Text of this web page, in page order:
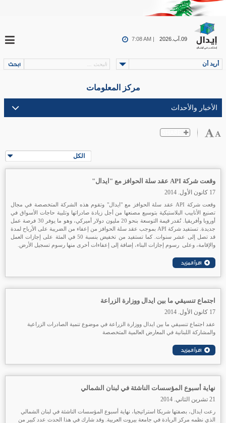
09.آب.2026 7:08 AM |
أريد أن
مركز المعلومات
الكل
وقعت شركة API عقد سلة الحوافز مع "ايدال"
17 كانون الأول. 2014
وقعت شركة API عقد سلة الحوافز مع "ايدال" وتقوم هذه الشركة المتخصصة في مجال
تصنيع الأنابيب البلاستيكية بتوسيع مصنعها من أجل زيادة صادراتها وتلبية حاجات الأسواق في
أوروبا وأفريقيا. تُقدر قيمة التوسعة بنحو 20 مليون دولار أميركي، وهو ما يوفر 30 فرصة عمل
جديدة. تستفيد شركة API بموجب عقد سلة الحوافز من إعفاء من الضريبة على الأرباح لمدة
قد تصل إلى عشر سنوات. كما تستفيد من تخفيض بنسبة 50 في المئة على إجازات العمل
والإقامة، وعلى رسوم إجازات البناء، إضافة إلى إعفاءات أخرى منها رسوم تسجيل الأرض.
اجتماع تنسيقي ما بين ايدال ووزارة الزراعة
17 كانون الأول. 2014
عقد اجتماع تنسيقي ما بين ايدال ووزارة الزراعة في موضوع تنمية الصادرات الزراعية
والمشاركة اللبنانية في المعارض العالمية المتخصصة
نهاية أسبوع المؤسسات الناشئة في لبنان الشمالي
21 تشرين الثاني. 2014
رعت ايدال، بصفتها شريكا استراتيجيا، نهاية أسبوع المؤسسات الناشئة في لبنان الشمالي
الذي نظمه مركز الريادة في جامعة بيروت العربية. وقد شارك في هذا الحدث عدد كبير من